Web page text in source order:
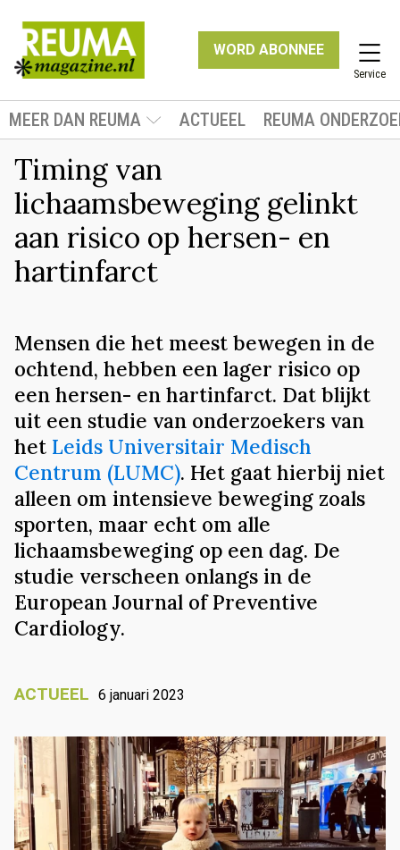
WORD ABONNEE
Service
MEER DAN REUMA ACTUEEL REUMA
Timing van
lichaamsbeweging gelinkt
aan risico op hersen- en
hartinfarct
Mensen die het meest bewegen in de
ochtend, hebben een lager risico op
een hersen- en hartinfarct. Dat blijkt
uit een studie van onderzoekers van
het Leids Universitair Medisch
Centrum (LUMC). Het gaat hierbij niet
alleen om intensieve beweging zoals
sporten, maar echt om alle
lichaamsbeweging op een dag. De
studie verscheen onlangs in de
European Journal of Preventive
Cardiology.
ACTUEEL 6 januari 2023